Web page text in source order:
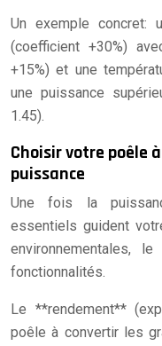
Un exemple concret:
(coefficient +30%)
+15%) et une
une puissance
1.45).
Choisir votre poêle
puissance
Une fois la
essentiels guident
environnementales,
fonctionnalités.
Le **rendement**
poêle à convertir les